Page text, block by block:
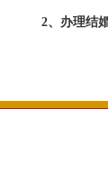
2、办理结